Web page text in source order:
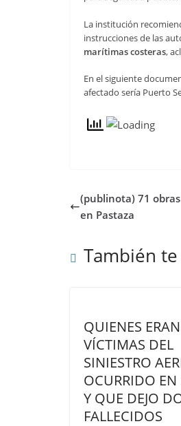
La institución
instrucciones de las
marítimas costeras,
En el siguiente
afectado sería Puerto
(publinota) 71
en Pastaza
También
QUIENES
VÍCTIMAS DEL
SINIESTRO
OCURRIDO EN
Y QUE DEJO
FALLECIDOS